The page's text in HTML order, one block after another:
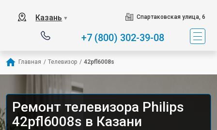
Казань ▼ Спартаковская улица, 6
+7 (800) 302-39-08
Главная / Телевизор / 42pfl6008s
Ремонт телевизора Philips
42pfl6008s в Казани